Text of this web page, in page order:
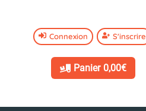
Connexion S'inscrire
Panier 0,00€